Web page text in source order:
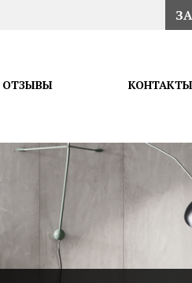
ОТЗЫВЫ КОНТАКТЫ